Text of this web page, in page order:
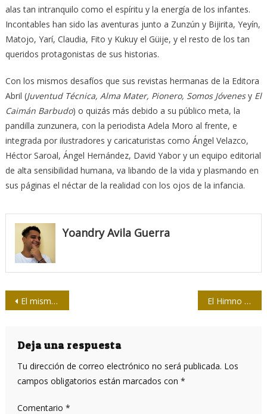
alas tan intranquilo como el espíritu y la energía de los infantes.
Incontables han sido las aventuras junto a Zunzún y Bijirita, Yeyín,
Matojo, Yarí, Claudia, Fito y Kukuy el Güije, y el resto de los tan
queridos protagonistas de sus historias.
Con los mismos desafíos que sus revistas hermanas de la Editora
Abril (Juventud Técnica, Alma Mater, Pionero, Somos JóvenesyEl
Caimán Barbudo) o quizás más debido a su público meta, la
pandilla zunzunera, con la periodista Adela Moro al frente, e
integrada por ilustradores y caricaturistas como Ángel Velazco,
Héctor Saroal, Ángel Hernández, David Yabor y un equipo editorial
de alta sensibilidad humana, va libando de la vida y plasmando en
sus páginas el néctar de la realidad con los ojos de la infancia.
Yoandry Avila Guerra
Navegación
entradas
El mismo grito de octubre El Himno Nacional es el emocionante y hermoso legado de Perucho Figueredo a Cuba
Deja una respuesta
Tu dirección de correo electrónico no será publicada. Los
campos obligatorios están marcados con *
Comentario *